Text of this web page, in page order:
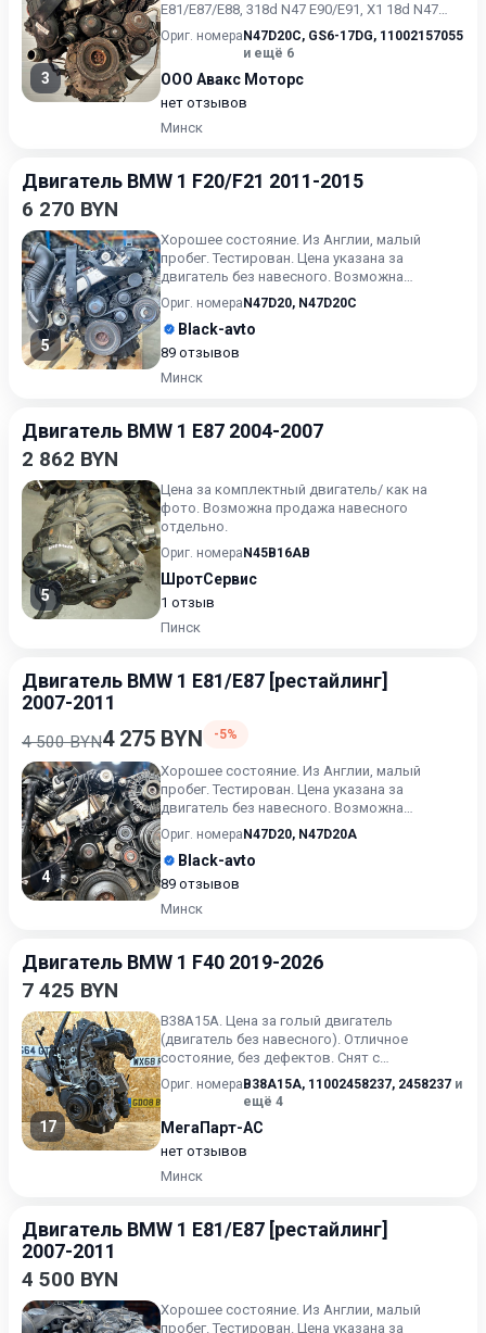
3
E81/E87/E88, 318d N47 E90/E91, X1 18d N47
E84. Для автомобил...
Ориг. номера N47D20C, GS6-17DG, 11002157055
и ещё 6
ООО Авакс Моторс
нет отзывов
Минск
Двигатель BMW 1 F20/F21 2011-2015
6 270 BYN
5
Хорошее состояние. Из Англии, малый
пробег. Тестирован. Цена указана за
двигатель без навесного. Возможна
продажа в сборе. Цену в сборе уточ...
Ориг. номера N47D20, N47D20C
Black-avto
89 отзывов
Минск
Двигатель BMW 1 E87 2004-2007
2 862 BYN
5
Цена за комплектный двигатель/ как на
фото. Возможна продажа навесного
отдельно.
Ориг. номера N45B16AB
ШротСервис
1 отзыв
Пинск
Двигатель BMW 1 E81/E87 [рестайлинг]
2007-2011
4 500 BYN4 275 BYN -5%
4
Хорошее состояние. Из Англии, малый
пробег. Тестирован. Цена указана за
двигатель без навесного. Возможна
продажа в сборе. Цену в сборе уточ...
Ориг. номера N47D20, N47D20A
Black-avto
89 отзывов
Минск
Двигатель BMW 1 F40 2019-2026
7 425 BYN
17
B38A15A. Цена за голый двигатель
(двигатель без навесного). Отличное
состояние, без дефектов. Снят с
автомобиля 2024 года, из Европы, без пр...
Ориг. номера B38A15A, 11002458237, 2458237 и
ещё 4
МегаПарт-АС
нет отзывов
Минск
Двигатель BMW 1 E81/E87 [рестайлинг]
2007-2011
4 500 BYN
Хорошее состояние. Из Англии, малый
пробег. Тестирован. Цена указана за